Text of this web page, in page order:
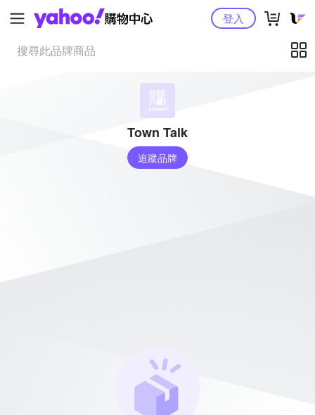
Yahoo購物中心登入
Town Talk
追蹤品牌